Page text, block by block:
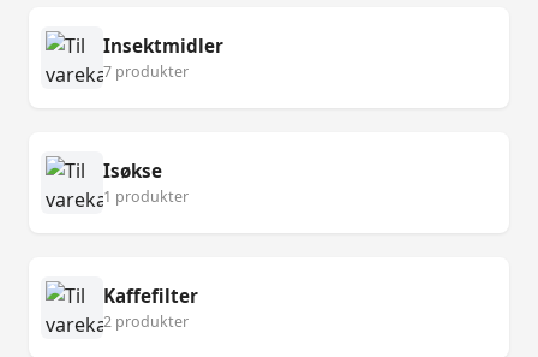
Insektmidler
7 produkter
Isøkse
1 produkter
Kaffefilter
2 produkter